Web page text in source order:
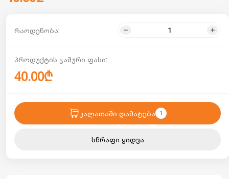
რაოდენობა:
პროდუქტის ჯამური ფასი:
40.00₾
კალათაში დამატება 1
სწრაფი ყიდვა